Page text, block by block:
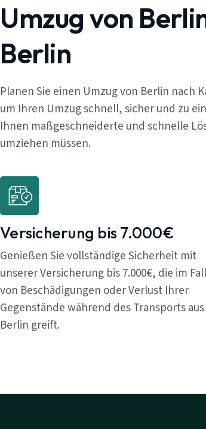
Umzug von
Berlin
Planen Sie einen Umzug von Berlin nach
um Ihren Umzug schnell, sicher und zu
Ihnen maßgeschneiderte und schnelle
umziehen müssen.
Versicherung bis 7.000€
Genießen Sie vollständige Sicherheit mit
unserer Versicherung bis 7.000€, die im
von Beschädigungen oder Verlust Ihrer
Gegenstände während des Transports aus
Berlin greift.